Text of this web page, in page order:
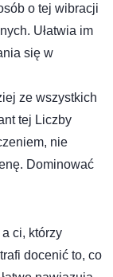
o tej wibracji
Ułatwia im
się w
ze wszystkich
tej Liczby
nie
Dominować
ci, którzy
docenić to, co